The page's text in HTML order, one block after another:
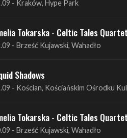
- Brześć Kujawski, Wahadło
Shadows
- Kościan, Kościańskim Ośrodku
Tokarska - Celtic Tales Quartet
- Brześć Kujawski, Wahadło
Sand
- Poznań, Klub Pod Minogą